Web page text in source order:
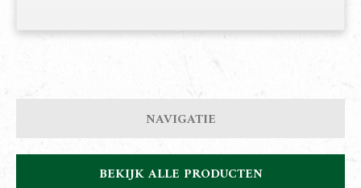
NAVIGATIE
BEKIJK ALLE PRODUCTEN